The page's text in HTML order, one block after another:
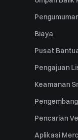
Biaya
Pusat
Pengajuan
Keamanan
Pencarian
Aplikasi